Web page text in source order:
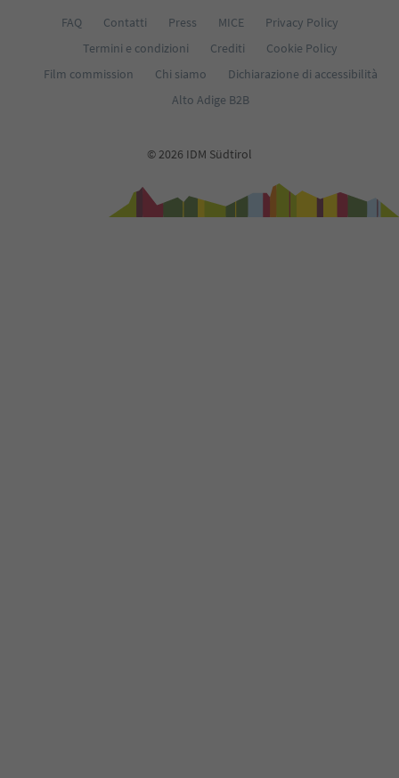
FAQ Contatti Press MICE
Privacy Policy
Termini e condizioni
Crediti
Cookie Policy
Film commission
Chi siamo
Dichiarazione di accessibilità
Alto Adige B2B
© 2026 IDM Südtirol